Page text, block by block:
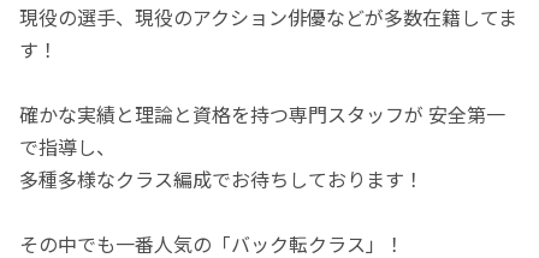
現役の選手、現役のアクション俳優などが多数在籍してま
す！
確かな実績と理論と資格を持つ専門スタッフが 安全第一
で指導し、
多種多様なクラス編成でお待ちしております！
その中でも一番人気の「バック転クラス」！